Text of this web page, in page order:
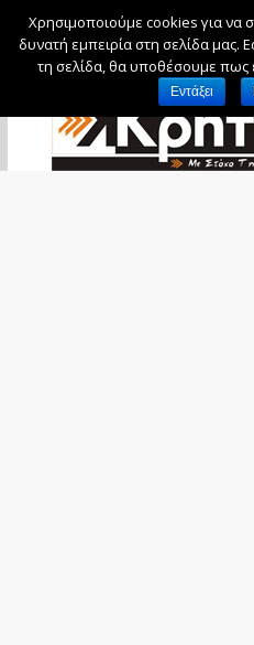
Πέμπτη, 6
Χρησιμοποιούμε cookies για να
δυνατή εμπειρία στη σελίδα μας.
τη σελίδα, θα υποθέσουμε πως
Εντάξει